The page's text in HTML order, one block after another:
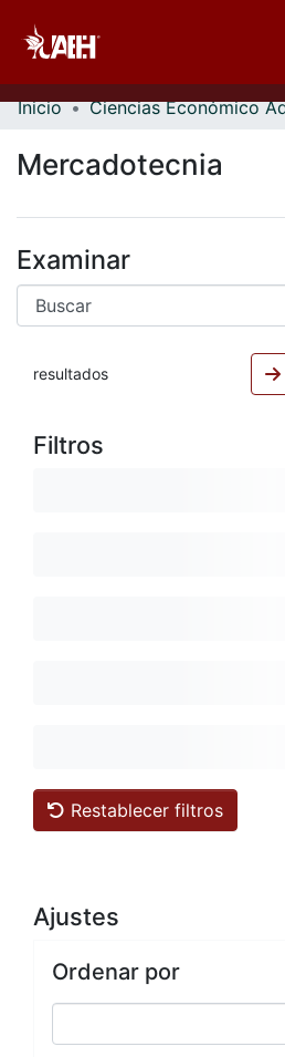
Buscar Por
Estadísticas
Inicio
Mercadotecnia
Examinar
resultados
Filtros
Restablecer filtros
Ajustes
Ordenar por